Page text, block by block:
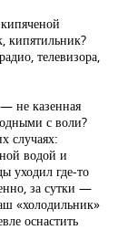
кипятильник?
телевизора,
не казенная
с воли?
случаях:
водой и
уходил где-то
за сутки —
«холодильник»
оснастить